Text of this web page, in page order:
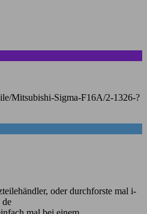
Mitsubishi-Sigma-F16A/2-1326-?
oder durchforste mal i-
de